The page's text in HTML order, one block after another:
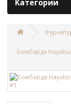
Категории
Бомбарда